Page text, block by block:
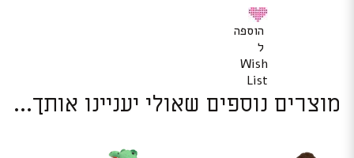
הוספה
ל
Wish
List
מוצרים נוספים שאולי יעניינו אותך...